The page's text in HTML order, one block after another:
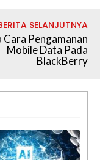
SELANJUTNYA
Cara Pengamanan
Mobile Data Pada
BlackBerry